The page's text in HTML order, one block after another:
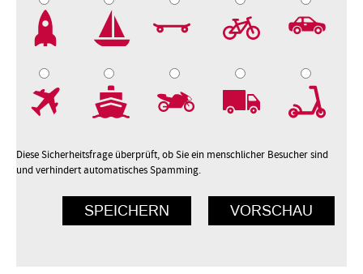
Diese Sicherheitsfrage überprüft, ob Sie ein menschlicher Besucher sind
und verhindert automatisches Spamming.